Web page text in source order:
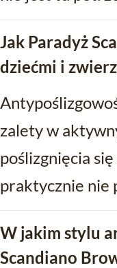
Jak Paradyż
dziećmi i
zalety w
poślizgnięcia
praktycznie nie
W jakim stylu
Scandiano